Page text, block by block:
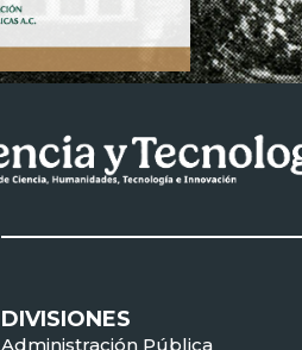
DIVISIONES
Administración Pública